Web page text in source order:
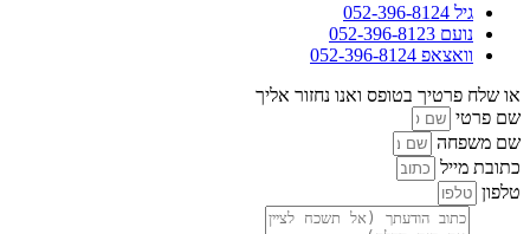
גיל 052-396-8124
נועם 052-396-8123
וואצאפ 052-396-8124
או שלח פרטיך בטופס ואנו נחזור אליך
שם פרטי
שם משפחה
כתובת מייל
טלפון